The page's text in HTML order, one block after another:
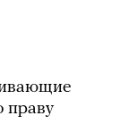
праву